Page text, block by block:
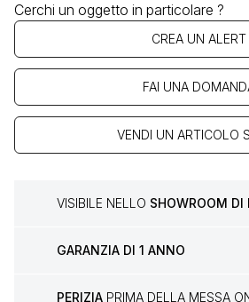
Cerchi un oggetto in particolare ?
CREA UN ALERT
FAI UNA
VENDI UN ARTICOLO
VISIBILE NELLO SHOWROOM DI
GARANZIA DI 1 ANNO
PERIZIA PRIMA DELLA MESSA